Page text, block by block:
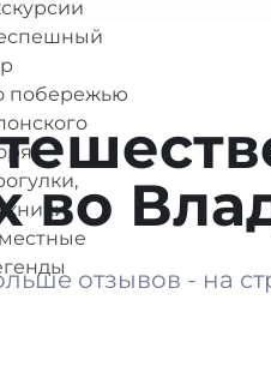
во
отзывов - на